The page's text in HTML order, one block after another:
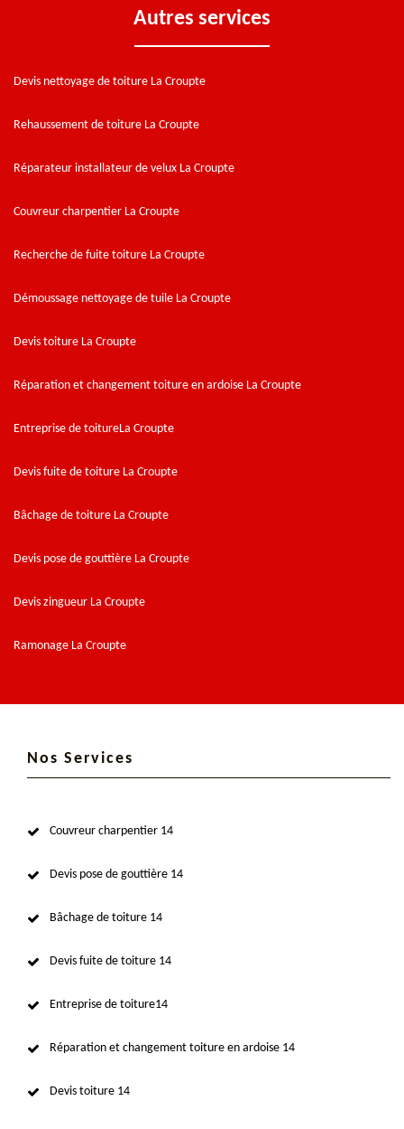
Autres services
Devis nettoyage de toiture La Croupte
Rehaussement de toiture La Croupte
Réparateur installateur de velux La Croupte
Couvreur charpentier La Croupte
Recherche de fuite toiture La Croupte
Démoussage nettoyage de tuile La Croupte
Devis toiture La Croupte
Réparation et changement toiture en ardoise La Croupte
Entreprise de toitureLa Croupte
Devis fuite de toiture La Croupte
Bâchage de toiture La Croupte
Devis pose de gouttière La Croupte
Devis zingueur La Croupte
Ramonage La Croupte
Nos Services
Couvreur charpentier 14
Devis pose de gouttière 14
Bâchage de toiture 14
Devis fuite de toiture 14
Entreprise de toiture14
Réparation et changement toiture en ardoise 14
Devis toiture 14